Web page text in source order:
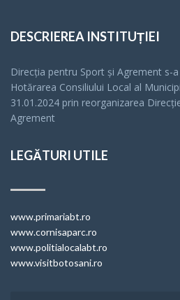
DESCRIEREA INSTITUȚIEI
Direcția pentru Sport și Agrement s-
Hotărarea Consiliului Local al
31.01.2024 prin reorganizarea
Agrement
LEGĂTURI UTILE
www.primariabt.ro
www.cornisaparc.ro
www.politialocalabt.ro
www.visitbotosani.ro